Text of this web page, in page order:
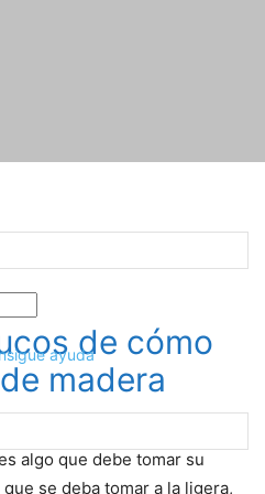
ayudade cómo
madera
algo que debe tomar su
se deba tomar a la ligera,